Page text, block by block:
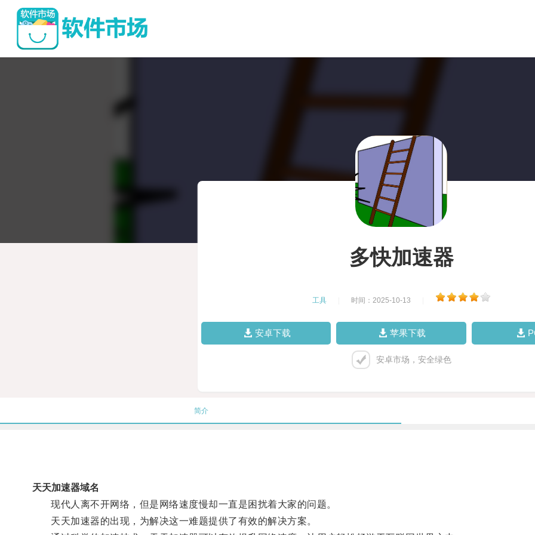
多快加速器
工具 时间：2025-10-13
安卓下载 苹果下载
安卓市场，安全绿色
简介
天天加速器域名
现代人离不开网络，但是网络速度慢却一直是困扰着大家的问题。
天天加速器的出现，为解决这一难题提供了有效的解决方案。